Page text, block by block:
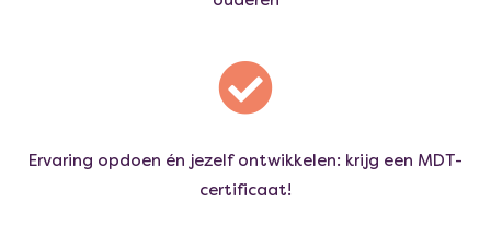
Ervaring opdoen én jezelf ontwikkelen: krijg een MDT-
certificaat!